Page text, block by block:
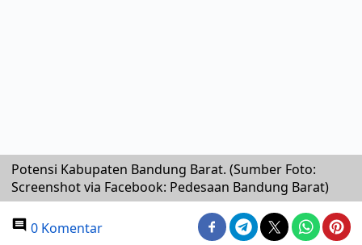
Potensi Kabupaten Bandung Barat. (Sumber Foto:
Screenshot via Facebook: Pedesaan Bandung Barat)
0 Komentar